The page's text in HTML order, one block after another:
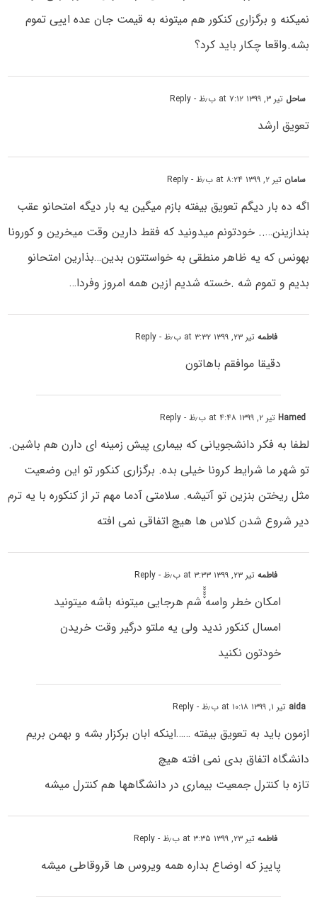
نمیکنه و برگزاری کنکور هم میتونه به قیمت جان عده اییی تموم
بشه.واقعا چکار باید کرد؟
ساحل تیر ۳, ۱۳۹۹ at ۷:۱۲ ب٫ظ - Reply
تعویق ارشد
سامان تیر ۲, ۱۳۹۹ at ۸:۲۴ ب٫ظ - Reply
اگه ده بار دیگم تعویق بیفته بازم میگین یه بار دیگه امتحانو عقب
بندازینن….. خودتونم میدونید که فقط دارین وقت میخرین و کورونا
بهونس که یه ظاهر منطقی به خواستتون بدین…بذارین امتحانو
بدیم و تموم شه .خسته شدیم ازین همه امروز وفردا…
فاطمهتیر ۲۳, ۱۳۹۹ at ۳:۳۲ ب٫ظ - Reply
دقیقا موافقم باهاتون
Hamedتیر ۲, ۱۳۹۹ at ۴:۴۸ ب٫ظ - Reply
لطفا به فکر دانشجویانی که بیماری پیش زمینه ای دارن هم باشین.
تو شهر ما شرایط کرونا خیلی بده. برگزاری کنکور تو این وضعیت
مثل ریختن بنزین تو آتیشه. سلامتی آدما مهم تر از کنکوره با یه ترم
دیر شروع شدن کلاس ها هیچ اتفاقی نمی افته
فاطمهتیر ۲۳, ۱۳۹۹ at ۳:۳۳ ب٫ظ - Reply
امکان خطر واسه ٚٚٚٚٚشم هرجایی میتونه باشه میتونید
امسال کنکور ندید ولی یه ملتو درگیر وقت خریدن
خودتون نکنید
aida تیر ۱, ۱۳۹۹ at ۱۰:۱۸ ب٫ظ - Reply
ازمون باید به تعویق بیفته ……اینکه ابان برکزار بشه و بهمن بریم
دانشگاه اتفاق بدی نمی افته هیچ
تازه با کنترل جمعیت بیماری در دانشگاهها هم کنترل میشه
فاطمهتیر ۲۳, ۱۳۹۹ at ۳:۳۵ ب٫ظ - Reply
پاییز که اوضاع بداره همه ویروس ها قروقاطی میشه